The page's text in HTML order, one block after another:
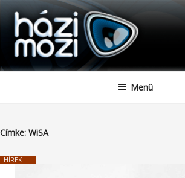
Tartalomhoz
HAZIMOZI
Menü
Címke: WiSA
HÍREK